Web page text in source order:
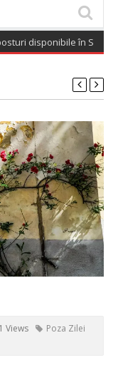
disponibile în Spațiul
Views
Poza Zilei